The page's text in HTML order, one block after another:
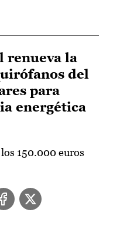
renueva la
del
para
energética
150.000 euros